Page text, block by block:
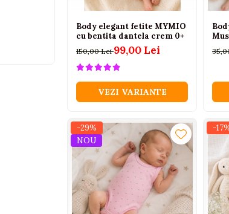
Body elegant fetite MYMIO
cu bentita dantela crem 0+
150,00 Lei99,00 Lei
VEZI VARIANTE
-29%
NOU
-